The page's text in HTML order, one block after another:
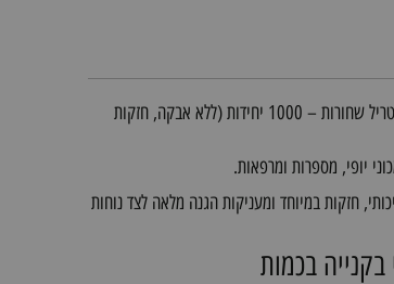
דיל 10 קרטונים כפפות ניטריל שחורות – 1000 יחידות (ללא אבקה, חזקות
יופי, מספרות ומרפאות.
חזקות במיוחד ומעניקות הגנה מלאה לצד נוחות
בכמות